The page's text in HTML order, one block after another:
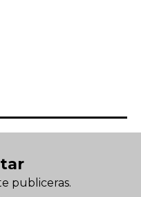
publiceras.